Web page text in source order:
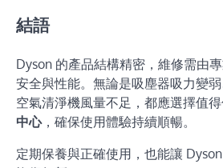
結語
Dyson 的產品結構精密，維修需由
安全與性能。無論是吸塵器吸力變弱
空氣清淨機風量不足，都應選擇值
中心，確保使用體驗持續順暢。
定期保養與正確使用，也能讓